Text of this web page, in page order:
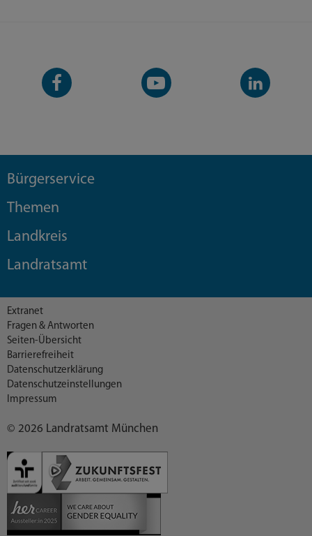
Facebook-
Seite
YouTube-
Kanal
LinkedIn-
Kanal
Bürgerservice
Themen
Landkreis
Landratsamt
© 2026 Landratsamt München
Extranet
Fragen & Antworten
Seiten-Übersicht
Barrierefreiheit
Datenschutzerklärung
Datenschutzeinstellungen
Impressum